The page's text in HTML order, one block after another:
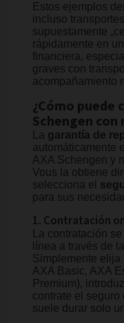
Estos ejemplos
incluso
supuestamente
rápidamente en
financiera,
graves con
acompañamiento
¿Cómo puede
Schengen
La garantía de
automáticamente
AXA Schengen y
Vous la obtiene
selecciona el
para sus
1. Contratación
La contratación
línea a través de la
Simplemente elija
AXA Basic, AXA
Premium),
contrate el seguro
suele durar solo